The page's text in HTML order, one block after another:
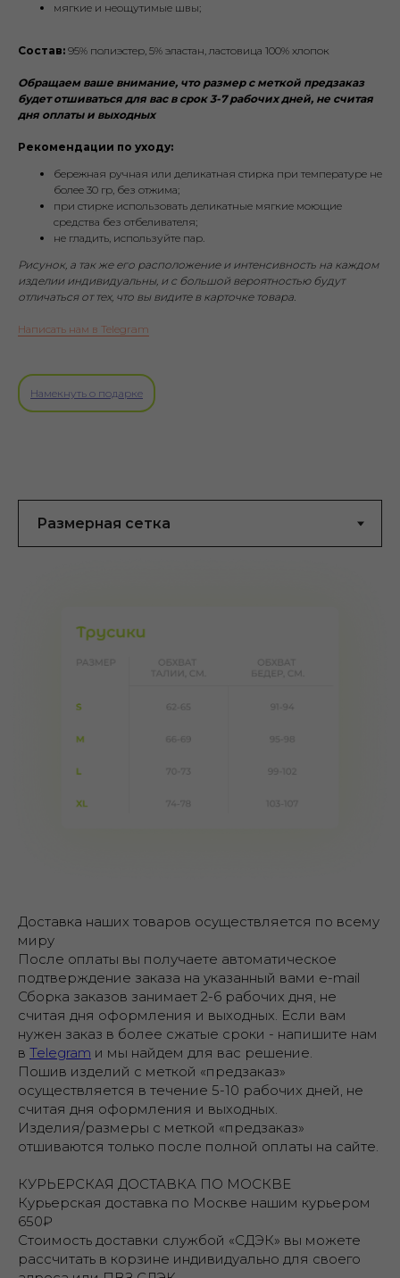
мягкие и неощутимые швы;
Состав: 95% полиэстер, 5% эластан, ластовица 100% хлопок
Обращаем ваше внимание, что размер с меткой предзаказ
будет отшиваться для вас в срок 3-7 рабочих дней, не считая
дня оплаты и выходных
Рекомендации по уходу:
бережная ручная или деликатная стирка при температуре не
более 30 гр, без отжима;
при стирке использовать деликатные мягкие моющие
средства без отбеливателя;
не гладить, используйте пар.
Рисунок, а так же его расположение и интенсивность на каждом
изделии индивидуальны, и с большой вероятностью будут
отличаться от тех, что вы видите в карточке товара.
Написать нам в Telegram
Намекнуть о подарке
Доставка наших товаров осуществляется по всему
миру
После оплаты вы получаете автоматическое
подтверждение заказа на указанный вами e-mail
Сборка заказов занимает 2-6 рабочих дня, не
считая дня оформления и выходных. Если вам
нужен заказ в более сжатые сроки - напишите нам
в Telegram и мы найдем для вас решение.
Пошив изделий с меткой «предзаказ»
осуществляется в течение 5-10 рабочих дней, не
считая дня оформления и выходных.
Изделия/размеры с меткой «предзаказ»
отшиваются только после полной оплаты на сайте.
КУРЬЕРСКАЯ ДОСТАВКА ПО МОСКВЕ
Курьерская доставка по Москве нашим курьером
650₽
Стоимость доставки службой «СДЭК» вы можете
рассчитать в корзине индивидуально для своего